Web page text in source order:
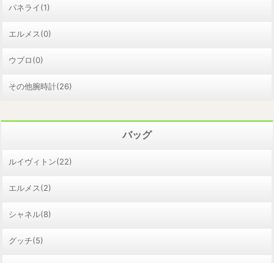
パネライ(1)
エルメス(0)
ウブロ(0)
その他腕時計(26)
バッグ
ルイヴィトン(22)
エルメス(2)
シャネル(8)
グッチ(5)